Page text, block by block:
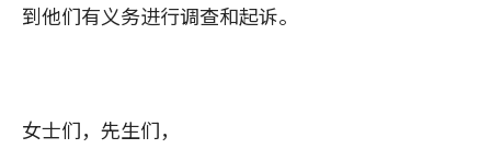
到他们有义务进行调查和起诉。
女士们，先生们，